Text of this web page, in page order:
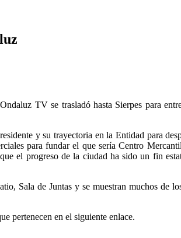
TV se trasladó hasta Sierpes para
y su trayectoria en la Entidad para
para fundar el que sería Centro
el progreso de la ciudad ha sido un fin
Sala de Juntas y se muestran muchos de
pertenecen en el siguiente enlace.